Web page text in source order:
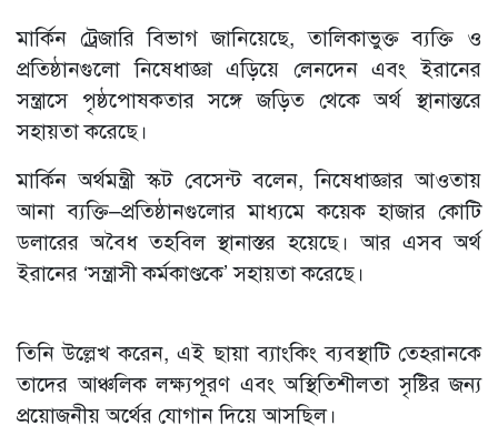
মার্কিন ট্রেজারি বিভাগ জানিয়েছে, তালিকাভুক্ত ব্যক্তি ও
প্রতিষ্ঠানগুলো নিষেধাজ্ঞা এড়িয়ে লেনদেন এবং ইরানের
সন্ত্রাসে পৃষ্ঠপোষকতার সঙ্গে জড়িত থেকে অর্থ স্থানান্তরে
সহায়তা করেছে।
মার্কিন অর্থমন্ত্রী স্কট বেসেন্ট বলেন, নিষেধাজ্ঞার আওতায়
আনা ব্যক্তি–প্রতিষ্ঠানগুলোর মাধ্যমে কয়েক হাজার কোটি
ডলারের অবৈধ তহবিল স্থানাস্তর হয়েছে। আর এসব অর্থ
ইরানের ‘সন্ত্রাসী কর্মকাণ্ডকে’ সহায়তা করেছে।
তিনি উল্লেখ করেন, এই ছায়া ব্যাংকিং ব্যবস্থাটি তেহরানকে
তাদের আঞ্চলিক লক্ষ্যপূরণ এবং অস্থিতিশীলতা সৃষ্টির জন্য
প্রয়োজনীয় অর্থের যোগান দিয়ে আসছিল।